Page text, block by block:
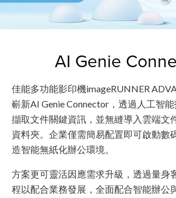
AI Genie
佳能多功能影印機imageRUNNER
嶄新AI Genie Connector，透過人工智
擷取文件關鍵資訊，並無縫導入雲端文
資料夾。企業僅需簡易配置即可啟動數
造智能無紙化辦公環境。
方案更可靈活因應需求升級，透過量身
程以配合業務發展，全面配合智能辦公